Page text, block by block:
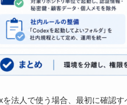
を法人で使う場合、最初に確認